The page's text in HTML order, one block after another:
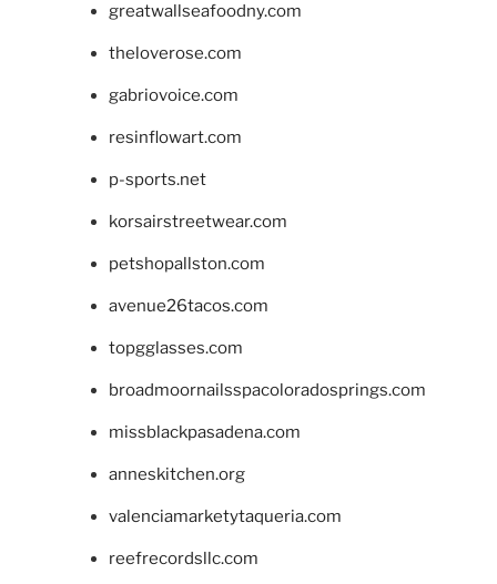
greatwallseafoodny.com
theloverose.com
gabriovoice.com
resinflowart.com
p-sports.net
korsairstreetwear.com
petshopallston.com
avenue26tacos.com
topgglasses.com
broadmoornailsspacoloradosprings.com
missblackpasadena.com
anneskitchen.org
valenciamarketytaqueria.com
reefrecordsllc.com